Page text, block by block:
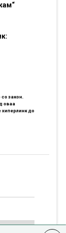
закон.
оваа
до